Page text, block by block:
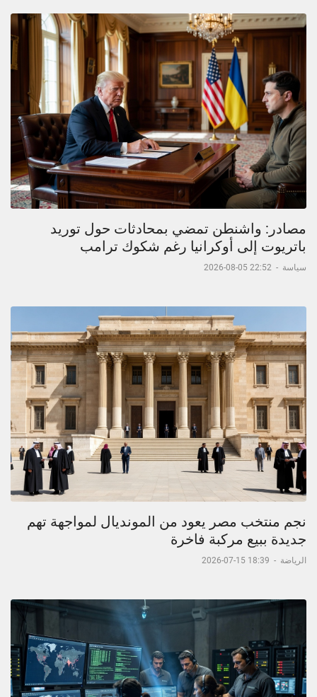
مصادر: واشنطن تمضي بمحادثات حول توريد
باتريوت إلى أوكرانيا رغم شكوك ترامب
سياسة -
22:52 05-08-2026
نجم منتخب مصر يعود من المونديال لمواجهة تهم
جديدة ببيع مركبة فاخرة
الرياضة -
18:39 15-07-2026